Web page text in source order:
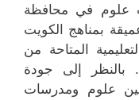
علوم في محافظة
بمناهج الكويت
المتاحة من
بالنظر إلى جودة
علوم ومدرسات